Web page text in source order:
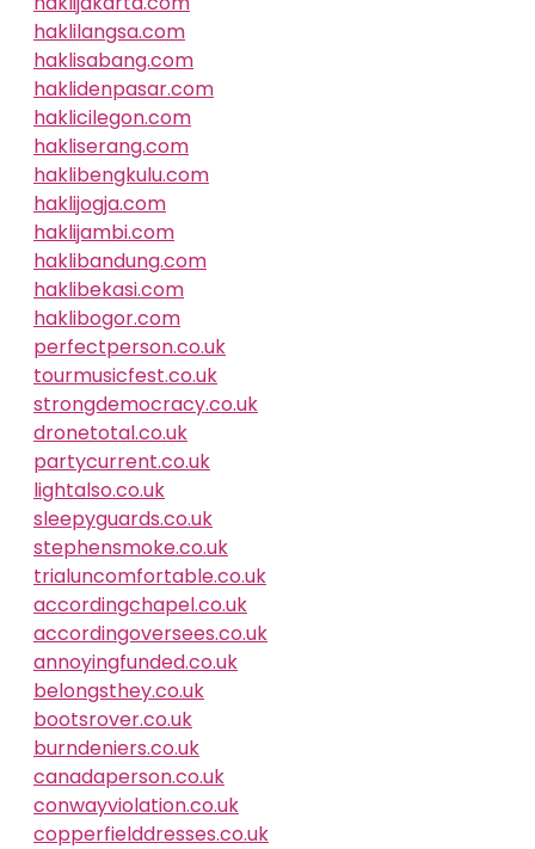
haklilangsa.com
haklisabang.com
haklidenpasar.com
haklicilegon.com
hakliserang.com
haklibengkulu.com
haklijogja.com
haklijambi.com
haklibandung.com
haklibekasi.com
haklibogor.com
perfectperson.co.uk
tourmusicfest.co.uk
strongdemocracy.co.uk
dronetotal.co.uk
partycurrent.co.uk
lightalso.co.uk
sleepyguards.co.uk
stephensmoke.co.uk
trialuncomfortable.co.uk
accordingchapel.co.uk
accordingoversees.co.uk
annoyingfunded.co.uk
belongsthey.co.uk
bootsrover.co.uk
burndeniers.co.uk
canadaperson.co.uk
conwayviolation.co.uk
copperfielddresses.co.uk